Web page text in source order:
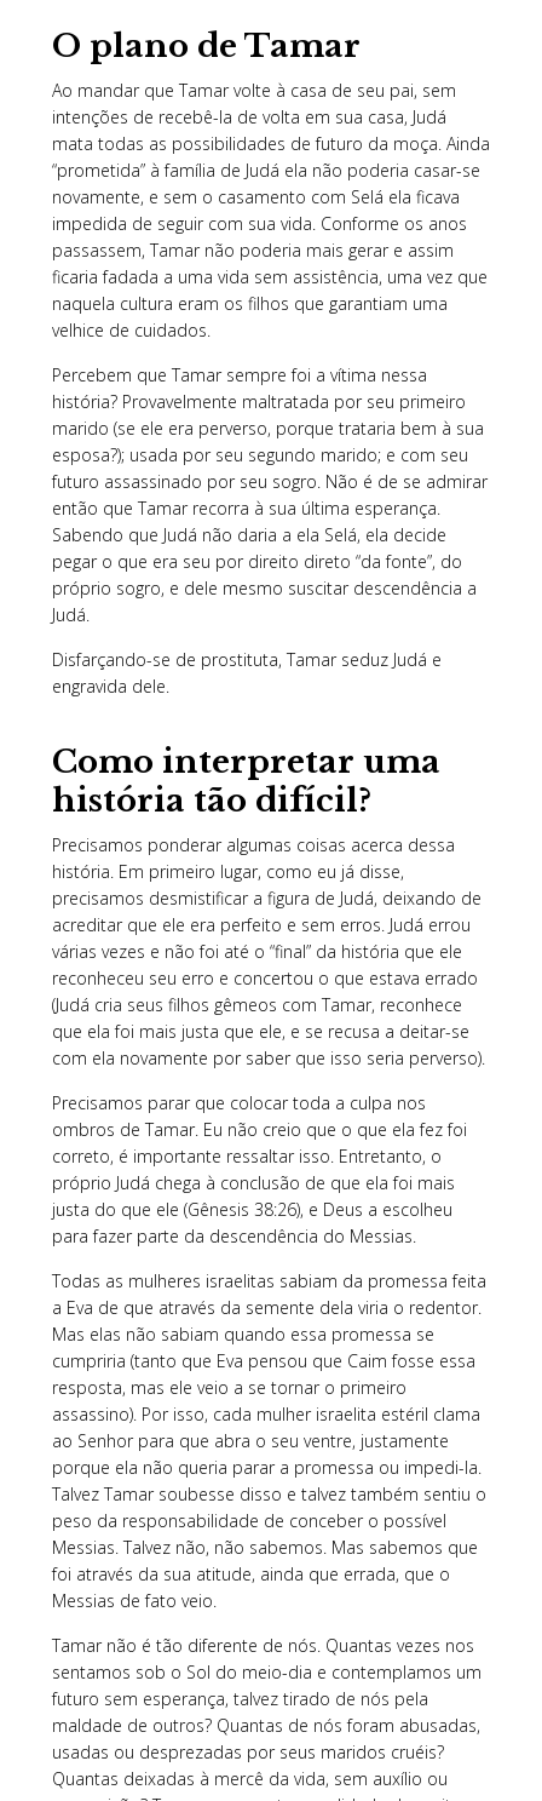
O plano de Tamar
Ao mandar que Tamar volte à casa de seu pai, sem
intenções de recebê-la de volta em sua casa, Judá
mata todas as possibilidades de futuro da moça. Ainda
“prometida” à família de Judá ela não poderia casar-se
novamente, e sem o casamento com Selá ela ficava
impedida de seguir com sua vida. Conforme os anos
passassem, Tamar não poderia mais gerar e assim
ficaria fadada a uma vida sem assistência, uma vez que
naquela cultura eram os filhos que garantiam uma
velhice de cuidados.
Percebem que Tamar sempre foi a vítima nessa
história? Provavelmente maltratada por seu primeiro
marido (se ele era perverso, porque trataria bem à sua
esposa?); usada por seu segundo marido; e com seu
futuro assassinado por seu sogro. Não é de se admirar
então que Tamar recorra à sua última esperança.
Sabendo que Judá não daria a ela Selá, ela decide
pegar o que era seu por direito direto “da fonte”, do
próprio sogro, e dele mesmo suscitar descendência a
Judá.
Disfarçando-se de prostituta, Tamar seduz Judá e
engravida dele.
Como interpretar uma
história tão difícil?
Precisamos ponderar algumas coisas acerca dessa
história. Em primeiro lugar, como eu já disse,
precisamos desmistificar a figura de Judá, deixando de
acreditar que ele era perfeito e sem erros. Judá errou
várias vezes e não foi até o “final” da história que ele
reconheceu seu erro e concertou o que estava errado
(Judá cria seus filhos gêmeos com Tamar, reconhece
que ela foi mais justa que ele, e se recusa a deitar-se
com ela novamente por saber que isso seria perverso).
Precisamos parar que colocar toda a culpa nos
ombros de Tamar. Eu não creio que o que ela fez foi
correto, é importante ressaltar isso. Entretanto, o
próprio Judá chega à conclusão de que ela foi mais
justa do que ele (Gênesis 38:26), e Deus a escolheu
para fazer parte da descendência do Messias.
Todas as mulheres israelitas sabiam da promessa feita
a Eva de que através da semente dela viria o redentor.
Mas elas não sabiam quando essa promessa se
cumpriria (tanto que Eva pensou que Caim fosse essa
resposta, mas ele veio a se tornar o primeiro
assassino). Por isso, cada mulher israelita estéril clama
ao Senhor para que abra o seu ventre, justamente
porque ela não queria parar a promessa ou impedi-la.
Talvez Tamar soubesse disso e talvez também sentiu o
peso da responsabilidade de conceber o possível
Messias. Talvez não, não sabemos. Mas sabemos que
foi através da sua atitude, ainda que errada, que o
Messias de fato veio.
Tamar não é tão diferente de nós. Quantas vezes nos
sentamos sob o Sol do meio-dia e contemplamos um
futuro sem esperança, talvez tirado de nós pela
maldade de outros? Quantas de nós foram abusadas,
usadas ou desprezadas por seus maridos cruéis?
Quantas deixadas à mercê da vida, sem auxílio ou